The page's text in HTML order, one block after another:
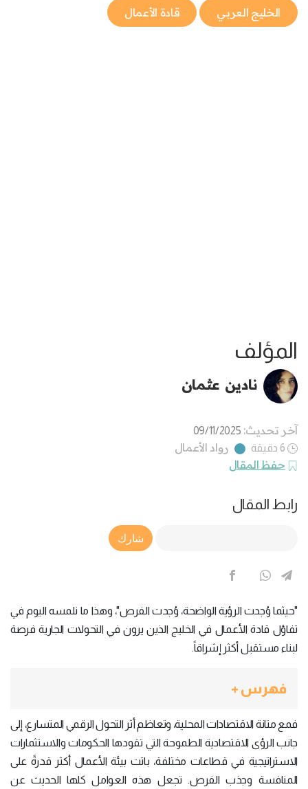
الخليج العربي قادة الأعمال
المؤلف
نادين عثمان
آخر تحديث: 09/11/2025
6 دقيقة
رواد الأعمال
حفظ المقال
رابط المقال
Article Link
شارك
"حيثما وُجدت الرؤية الواضحة، وُجدت الفرص"، وهذا ما نلمسه اليوم في
تفاؤل قادة الأعمال في الخليج الذين يرون في التحولات الجارية فرصة
لبناء مستقبل أكثر إشراقاً.
فهرس +
فمع متانة الاقتصادات المحلية، وتعاظم أثر التحول الرقمي المتسارع، إلى
جانب الرؤى الاقتصادية الطموحة التي تقودها الحكومات والاستثمارات
الاستراتيجية في قطاعات مختلفة، باتت بيئة الأعمال أكثر قدرةً على
المنافسة وجذب الفرص. تجعل هذه العوامل كلها الحديث عن